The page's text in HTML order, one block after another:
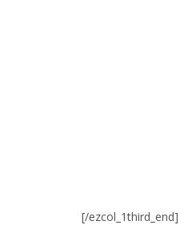
[/ezcol_1third_end]